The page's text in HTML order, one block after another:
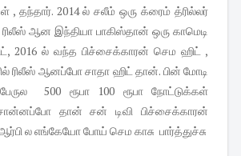
, தந்தார். 2014 ல் சலீம் ஒரு க்ரைம் த்ரில்லர்
ஆன இந்தியா பாகிஸ்தான் ஒரு காமெடி
2016 ல் வந்த பிச்சைக்காரன் செம ஹிட் ,
ரிலீஸ் ஆனப்போ சாதா ஹிட் தான். பின் மோடி
500 ரூபா 100 ரூபா நோட்டுக்கள்
தான் சன் டிவி பிச்சைக்காரன்
ல எங்கேயோ போய் செம காசு பார்த்துச்சு